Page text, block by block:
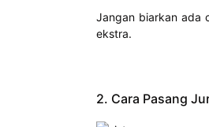
Jangan biarkan ada
ekstra.
2. Cara Pasang